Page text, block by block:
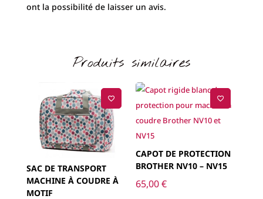
ont la possibilité de laisser un avis.
Produits similaires
SAC DE TRANSPORT
MACHINE À COUDRE À
MOTIF
CAPOT DE PROTECTION
BROTHER NV10 – NV15
65,00€